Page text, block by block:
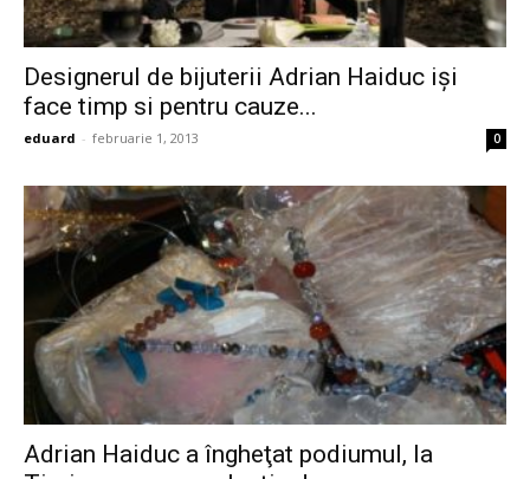
Designerul de bijuterii Adrian Haiduc işi
face timp si pentru cauze...
eduard - februarie 1, 2013 0
Adrian Haiduc a îngheţat podiumul, la